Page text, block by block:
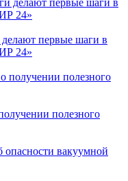
первые шаги в
24»
полезного